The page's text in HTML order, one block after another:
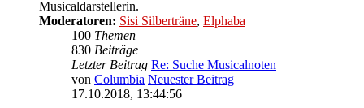
Musicaldarstellerin.
Moderatoren: Sisi Silberträne, Elphaba
100 Themen
830 Beiträge
Letzter Beitrag Re: Suche Musicalnoten
von Columbia Neuester Beitrag
17.10.2018, 13:44:56